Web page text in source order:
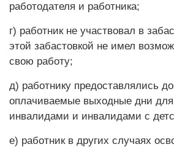
работодателя и работника;
г) работник не участвовал в
этой забастовкой не имел
свою работу;
д) работнику предоставлялись
оплачиваемые выходные дни
инвалидами и инвалидами с
е) работник в других случаях